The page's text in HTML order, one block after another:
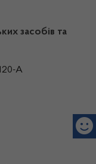
засобів та
А